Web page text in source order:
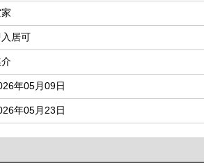
入居可
年05月09日
年05月23日